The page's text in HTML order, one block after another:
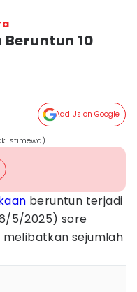
10
Add Us on Google
beruntun terjadi
5/2025) sore
melibatkan sejumlah